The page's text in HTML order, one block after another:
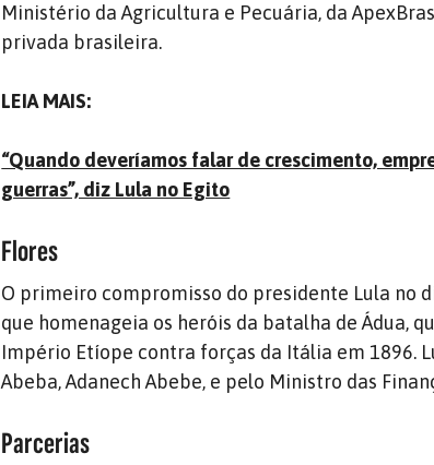
Ministério da Agricultura e Pecuária, da
privada brasileira.
LEIA MAIS:
“Quando deveríamos falar de crescimento,
guerras”, diz Lula no Egito
Flores
O primeiro compromisso do presidente Lula no
que homenageia os heróis da batalha de Ádua,
Império Etíope contra forças da Itália em 1896.
Abeba, Adanech Abebe, e pelo Ministro das
Parcerias